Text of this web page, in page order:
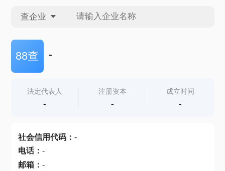
查企业
查企业
查产地
88查 -
法定代表人
-
注册资本
-
成立时间
-
社会信用代码： -
电话： -
邮箱： -